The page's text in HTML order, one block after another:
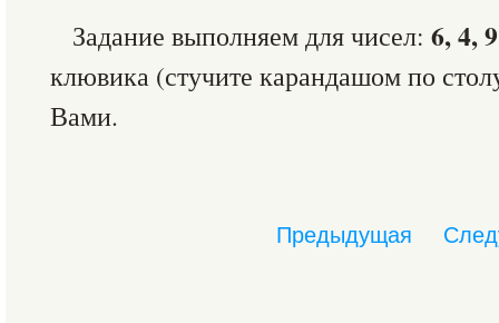
Задание выполняем для чисел: 6, 4,
клювика (стучите карандашом по
Вами.
Предыдущая